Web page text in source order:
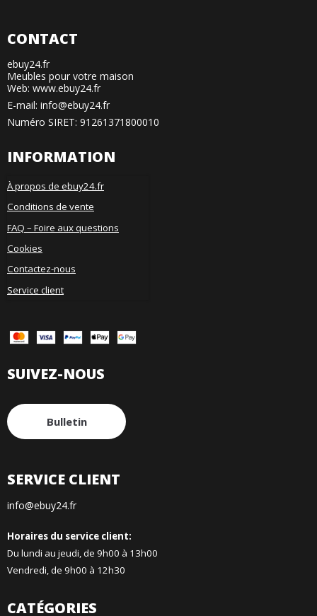
CONTACT
ebuy24.fr
Meubles pour votre maison
Web: www.ebuy24.fr
E-mail: info@ebuy24.fr
Numéro SIRET: 91261371800010
INFORMATION
À propos de ebuy24.fr
Conditions de vente
FAQ – Foire aux questions
Cookies
Contactez-nous
Service client
SUIVEZ-NOUS
Bulletin
SERVICE CLIENT
info@ebuy24.fr
Horaires du service client:
Du lundi au jeudi, de 9h00 à 13h00
Vendredi, de 9h00 à 12h30
CATÉGORIES